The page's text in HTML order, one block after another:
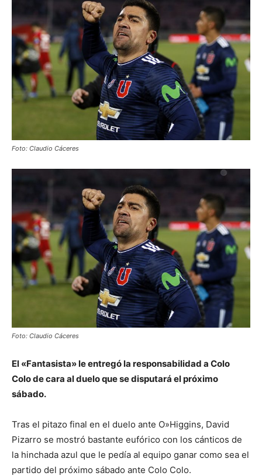
Foto: Claudio Cáceres
Foto: Claudio Cáceres
El «Fantasista» le entregó la responsabilidad a Colo
Colo de cara al duelo que se disputará el próximo
sábado.
Tras el pitazo final en el duelo ante O»Higgins, David
Pizarro se mostró bastante eufórico con los cánticos de
la hinchada azul que le pedía al equipo ganar como sea el
partido del próximo sábado ante Colo Colo.